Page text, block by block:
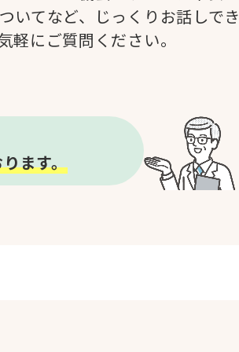
いてなど、じっくりお話しでき
軽にご質問ください。
ます。